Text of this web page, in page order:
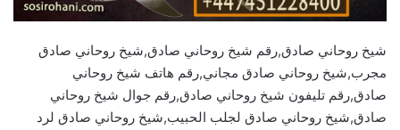
شيخ روحاني صادق,رقم شيخ روحاني صادق,شيخ روحاني صادق
مجرب,شيخ روحاني صادق مجاني,رقم هاتف شيخ روحاني
صادق,رقم تليفون شيخ روحاني صادق,رقم جوال شيخ روحاني
صادق,شيخ روحاني صادق لجلب الحبيب,شيخ روحاني صادق لرد